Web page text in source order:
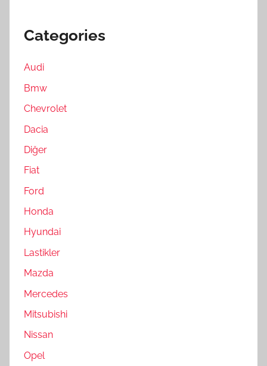
Categories
Audi
Bmw
Chevrolet
Dacia
Diğer
Fiat
Ford
Honda
Hyundai
Lastikler
Mazda
Mercedes
Mitsubishi
Nissan
Opel